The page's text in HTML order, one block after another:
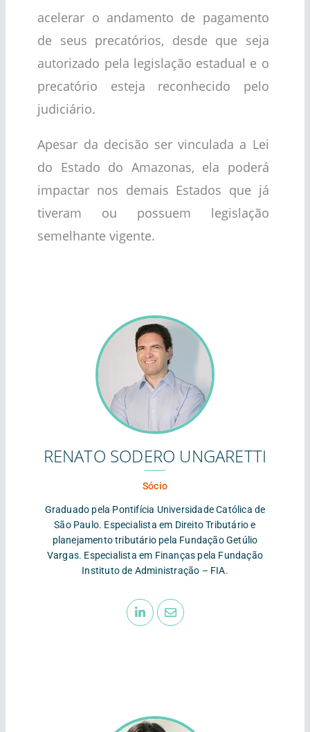
acelerar o andamento de pagamento
de seus precatórios, desde que seja
autorizado pela legislação estadual e o
precatório esteja reconhecido pelo
judiciário.
Apesar da decisão ser vinculada a Lei
do Estado do Amazonas, ela poderá
impactar nos demais Estados que já
tiveram ou possuem legislação
semelhante vigente.
RENATO SODERO UNGARETTI
Sócio
Graduado pela Pontifícia Universidade Católica de
São Paulo. Especialista em Direito Tributário e
planejamento tributário pela Fundação Getúlio
Vargas. Especialista em Finanças pela Fundação
Instituto de Administração – FIA.